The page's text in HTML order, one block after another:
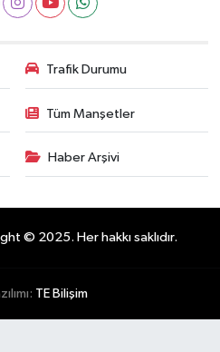
Trafik Durumu
Tüm Manşetler
Haber Arşivi
© 2025. Her hakkı saklıdır.
TE Bilişim